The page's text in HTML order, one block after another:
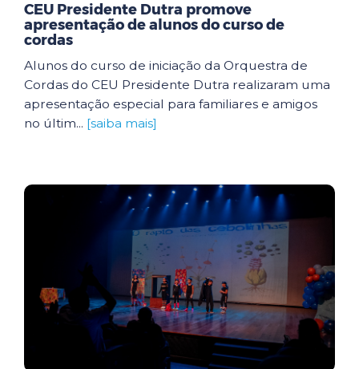
CEU Presidente Dutra promove
apresentação de alunos do curso de
cordas
Alunos do curso de iniciação da Orquestra de
Cordas do CEU Presidente Dutra realizaram uma
apresentação especial para familiares e amigos
no últim... [saiba mais]